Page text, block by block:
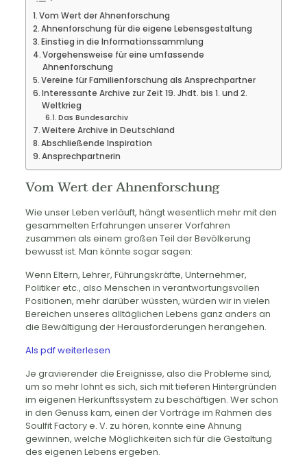
Vom Wert der Ahnenforschung
Ahnenforschung für die eigene Lebensgestaltung
Einstieg in die Informationssammlung
Vorgehensweise für eine umfassende
Ahnenforschung
Vereine für Familienforschung als Ansprechpartner
Interessante Archive zur Zeit 19. Jhdt. bis 1. und 2.
Weltkrieg
Das Bundesarchiv
Weitere Archive in Deutschland
Abschließende Inspiration
Ansprechpartnerin
Vom Wert der Ahnenforschung
Wie unser Leben verläuft, hängt wesentlich mehr mit den
gesammelten Erfahrungen unserer Vorfahren
zusammen als einem großen Teil der Bevölkerung
bewusst ist. Man könnte sogar sagen:
Wenn Eltern, Lehrer, Führungskräfte, Unternehmer,
Politiker etc., also Menschen in verantwortungsvollen
Positionen, mehr darüber wüssten, würden wir in vielen
Bereichen unseres alltäglichen Lebens ganz anders an
die Bewältigung der Herausforderungen herangehen.
Als pdf weiterlesen
Je gravierender die Ereignisse, also die Probleme sind,
um so mehr lohnt es sich, sich mit tieferen Hintergründen
im eigenen Herkunftssystem zu beschäftigen. Wer schon
in den Genuss kam, einen der Vorträge im Rahmen des
Soulfit Factory e. V. zu hören, konnte eine Ahnung
gewinnen, welche Möglichkeiten sich für die Gestaltung
des eigenen Lebens ergeben.